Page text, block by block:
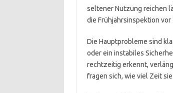
seltener Nutzung reichen
die Frühjahrsinspektion
Die Hauptprobleme sind
oder ein instabiles
rechtzeitig erkennt,
fragen sich, wie viel Zeit